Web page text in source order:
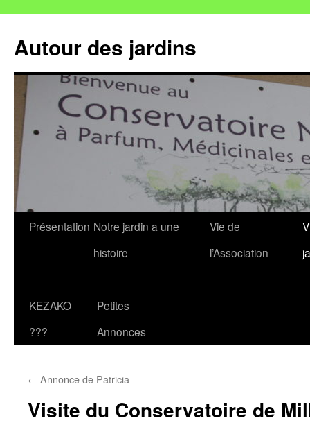
Autour des jardins
Aller
Présentation Notre jardin a une
histoire
Vie de
l’Association
KEZAKO
???
Petites
Annonces
← Annonce de Patricia
Visite du Conservatoire de